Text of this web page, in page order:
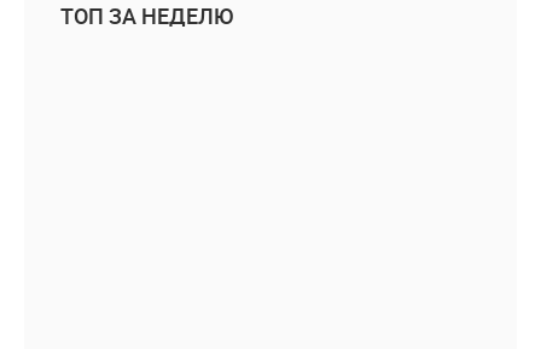
ТОП ЗА НЕДЕЛЮ